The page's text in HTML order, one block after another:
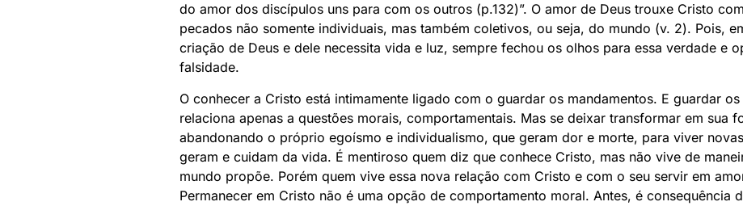
do amor dos discípulos uns para com os outros (p.132)”. O amor de Deus trouxe Cristo
pecados não somente individuais, mas também coletivos, ou seja, do mundo (v. 2). Pois,
criação de Deus e dele necessita vida e luz, sempre fechou os olhos para essa verdade e
falsidade.
O conhecer a Cristo está intimamente ligado com o guardar os mandamentos. E guardar
relaciona apenas a questões morais, comportamentais. Mas se deixar transformar em sua
abandonando o próprio egoísmo e individualismo, que geram dor e morte, para viver
geram e cuidam da vida. É mentiroso quem diz que conhece Cristo, mas não vive de
mundo propõe. Porém quem vive essa nova relação com Cristo e com o seu servir em
Permanecer em Cristo não é uma opção de comportamento moral. Antes, é consequência